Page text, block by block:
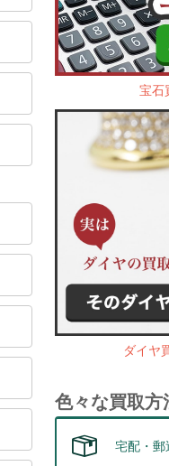
宝石
ダイヤ
色々な買取方
宅配・郵